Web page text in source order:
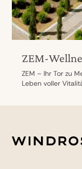
ZEM-
ZEM – Ihr Tor zu
Leben voller